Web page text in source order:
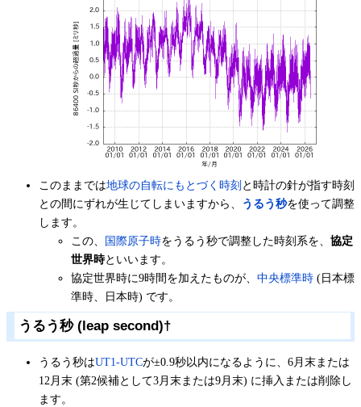
このままでは地球の自転にもとづく時刻と時計の針が指す時刻
との間にずれが生じてしまいますから、
うるう秒を使って調整
します。
この、 国際原子時をうるう秒で調整した時刻系を、 協定
世界時といいます。
協定世界時に9時間を加えたものが、 中央標準時 (日本標
準時、日本時) です。
うるう秒 (leap second)†
うるう秒はUT1-UTCが±0.9秒以内になるように、6月末または
12月末 (第2候補として3月末または9月末) に挿入または削除し
ます。